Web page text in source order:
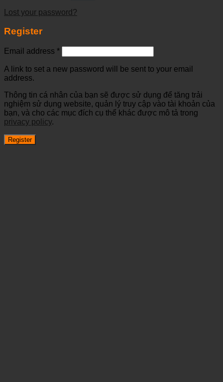
Lost your password?
Register
Email address *
A link to set a new password will be sent to your email
address.
Thông tin cá nhân của bạn sẽ được sử dụng để tăng trải
nghiệm sử dụng website, quản lý truy cập vào tài khoản của
bạn, và cho các mục đích cụ thể khác được mô tả trong
privacy policy.
Register